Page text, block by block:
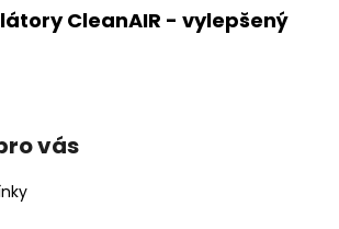
CleanAIR - vylepšený
vás